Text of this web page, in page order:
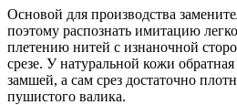
Основой для производства
поэтому распознать имитацию
плетению нитей с изнаночной
срезе. У натуральной кожи
замшей, а сам срез достаточно
пушистого валика.